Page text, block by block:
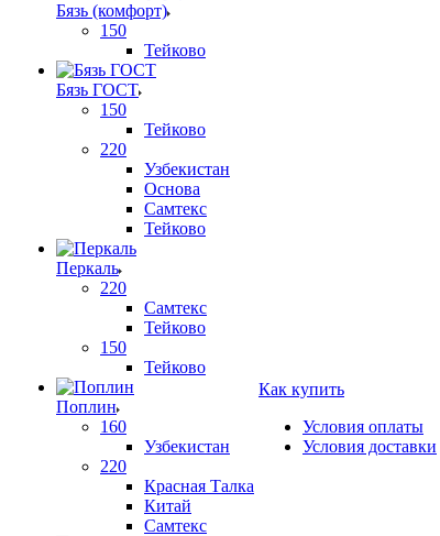
Бязь (комфорт)
150
Тейково
Бязь ГОСТ
150
Тейково
220
Узбекистан
Основа
Самтекс
Тейково
Перкаль
220
Самтекс
Тейково
150
Тейково
Поплин
160
Узбекистан
220
Красная Талка
Китай
Самтекс
Как купить
Условия оплаты
Условия доставки